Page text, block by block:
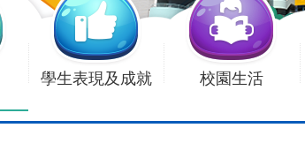
學生表現及成就 校園生活